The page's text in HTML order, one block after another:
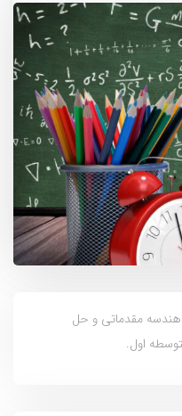
د
ن
م
ت
ی
ا
0
ا
ی
هندسه مقدماتی و حل
اول.